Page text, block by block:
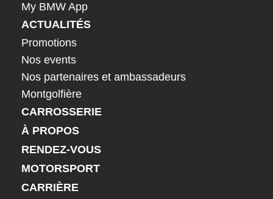
My BMW App
ACTUALITÉS
Promotions
Nos events
Nos partenaires et ambassadeurs
Montgolfière
CARROSSERIE
À PROPOS
RENDEZ-VOUS
MOTORSPORT
CARRIÈRE